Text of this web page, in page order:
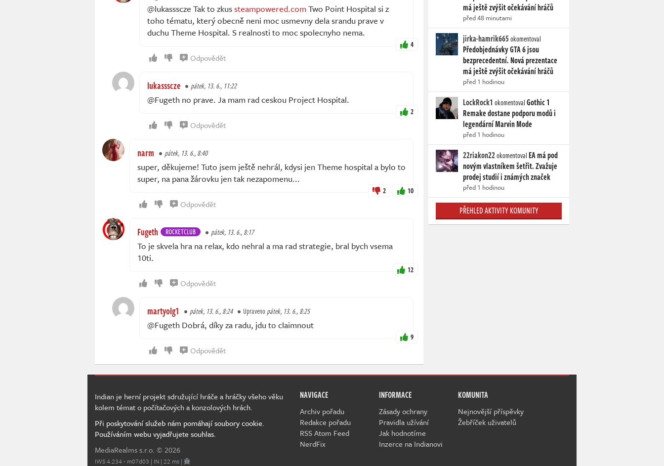
@lukassscze Tak to zkussteampowered.com Two Point Hospital si z
toho tématu, který obecně neni moc usmevny dela srandu prave v
duchu Theme Hospital. S realnosti to moc spolecnyho nema.
4
Odpovědět
lukassscze pátek, 13. 6., 11:22
@Fugeth no prave. Ja mam rad ceskou Project Hospital.
2
Odpovědět
narm pátek, 13. 6., 8:40
super, děkujeme! Tuto jsem ještě nehrál, kdysi jen Theme hospital a bylo to
super, na pana žárovku jen tak nezapomenu...
2 10
Odpovědět
Fugeth ROCKETCLUB pátek, 13. 6., 8:17
To je skvela hra na relax, kdo nehral a ma rad strategie, bral bych vsema
10ti.
12
Odpovědět
martyolg1 pátek, 13. 6., 8:24 Upravenopátek, 13. 6., 8:25
@Fugeth Dobrá, díky za radu, jdu to claimnout
9
Odpovědět
má ještě zvýšit očekávání hráčů
před 48 minutami
jirka-hamrik665okomentoval
Předobjednávky GTA 6 jsou
bezprecedentní. Nová prezentace
má ještě zvýšit očekávání hráčů
před 1 hodinou
LockRock1 okomentovalGothic 1
Remake dostane podporu modů i
legendární Marvin Mode
před 1 hodinou
22riakon22okomentoval EA má pod
novým vlastníkem šetřit. Zvažuje
prodej studií i známých značek
před 1 hodinou
PŘEHLED AKTIVITY KOMUNITY
NAVIGACE
Archiv pořadu
Redakce pořadu
RSS Atom Feed
NerdFix
INFORMACE
Zásady ochrany
Pravidla užívání
Jak hodnotíme
Inzerce na Indianovi
KOMUNITA
Nejnovější příspěvky
Žebříček uživatelů
Indian je herní projekt sdružující hráče a hráčky všeho věku
kolem témat o počítačových a konzolových hrách.
Při poskytování služeb nám pomáhají soubory cookie.
Používáním webu vyjadřujete souhlas.
MediaRealms s.r.o. © 2026
IWS 4.234 - m07d03 | IN | 22 ms |